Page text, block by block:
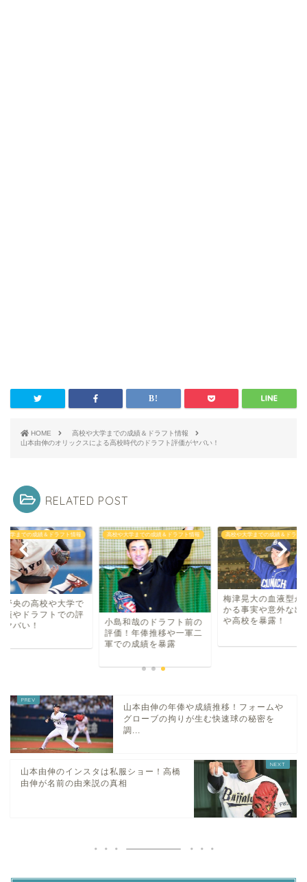
HOME
高校や大学までの成績＆ドラフト情報
山本由伸のオリックスによる高校時代のドラフト評価がヤバい！
RELATED POST
大学までの成績＆ドラフト情報
野央の高校や大学で
績やドラフトでの評
ヤバい！
高校や大学までの成績＆ドラフト情報
小島和哉のドラフト前の
評価！年俸推移や一軍二
軍での成績を暴露
高校や大学までの成績＆ドラフ
梅津晃大の血液型か
かる事実や意外な出
や高校を暴露！
山本由伸の年俸や成績推移！フォームや
グローブの拘りが生む快速球の秘密を
調...
山本由伸のインスタは私服ショー！高橋
由伸が名前の由来説の真相